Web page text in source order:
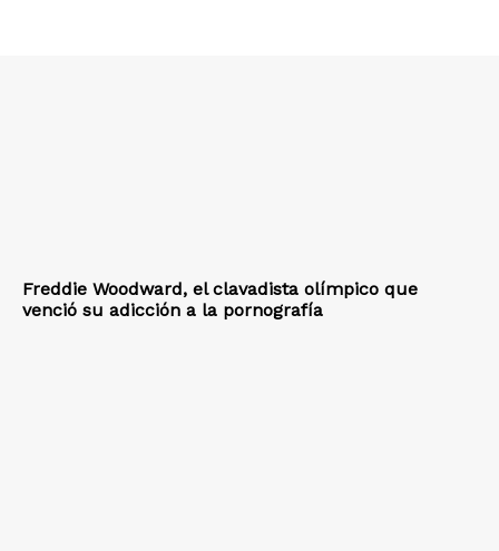
Freddie Woodward, el clavadista olímpico que
venció su adicción a la pornografía